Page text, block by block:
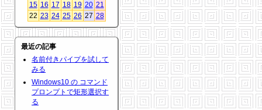
15 16 17 18 19 20 21
22 23 24 25 26 27 28
最近の記事
名前付きパイプを試して
みる
Windows10 の コマンド
プロンプトで矩形選択す
る